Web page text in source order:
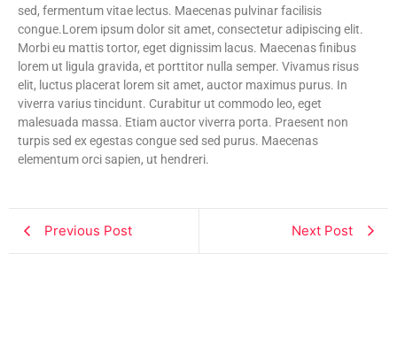
sed, fermentum vitae lectus. Maecenas pulvinar facilisis
congue.Lorem ipsum dolor sit amet, consectetur adipiscing elit.
Morbi eu mattis tortor, eget dignissim lacus. Maecenas finibus
lorem ut ligula gravida, et porttitor nulla semper. Vivamus risus
elit, luctus placerat lorem sit amet, auctor maximus purus. In
viverra varius tincidunt. Curabitur ut commodo leo, eget
malesuada massa. Etiam auctor viverra porta. Praesent non
turpis sed ex egestas congue sed sed purus. Maecenas
elementum orci sapien, ut hendreri.
Previous Post Next Post